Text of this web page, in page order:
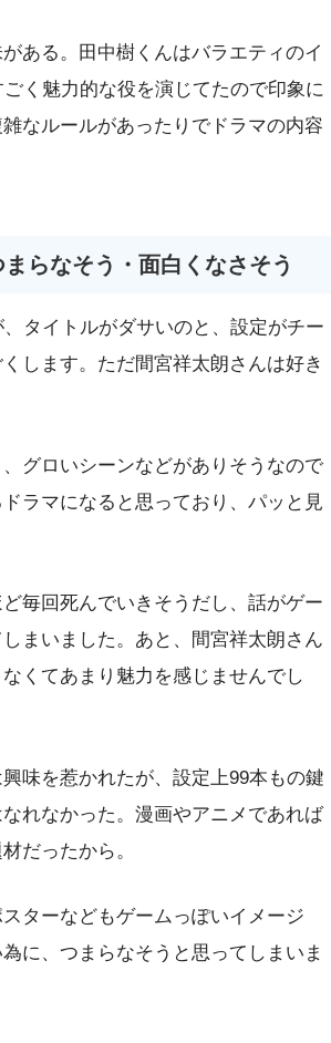
ある。田中樹くんはバラエティのイ
く魅力的な役を演じてたので印象に
なルールがあったりでドラマの内容
らなそう・面白くなさそう
タイトルがダサいのと、設定がチー
します。ただ間宮祥太朗さんは好き
グロいシーンなどがありそうなので
ラマになると思っており、パッと見
毎回死んでいきそうだし、話がゲー
まいました。あと、間宮祥太朗さん
くてあまり魅力を感じませんでし
味を惹かれたが、設定上99本もの鍵
れなかった。漫画やアニメであれば
だったから。
ターなどもゲームっぽいイメージ
に、つまらなそうと思ってしまいま